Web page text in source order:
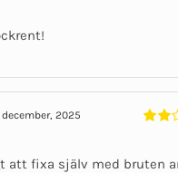
5
2025
att fixa själv med bruten